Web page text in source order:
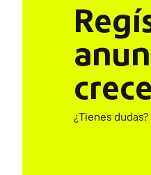
¿Tienes